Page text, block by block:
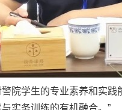
院学生的专业素养和实
实务训练的有机融合。”